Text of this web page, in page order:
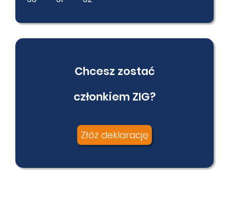
Chcesz zostać
członkiem ZIG?
Złóż deklarację